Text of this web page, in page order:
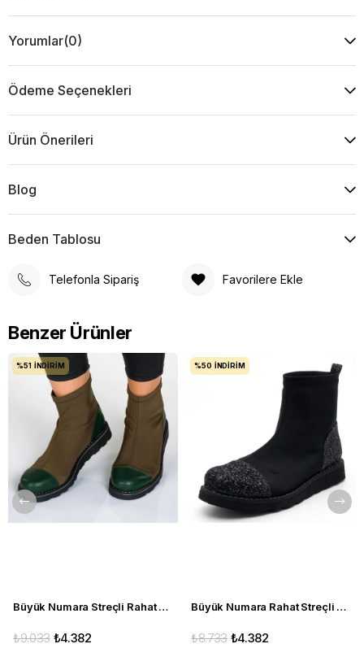
Yorumlar(0)
Ödeme Seçenekleri
Ürün Önerileri
Blog
Beden Tablosu
Telefonla Sipariş Favorilere Ekle
Benzer Ürünler
Büyük Numara Streçli Rahat Kadın BOT 19273 haki
₺4.382
₺9.033
%51 İNDIRIM
Büyük Numara Rahat Streçli Kadın BOT 19273 siyah
₺4.382
₺8.733
%50 İNDIRIM